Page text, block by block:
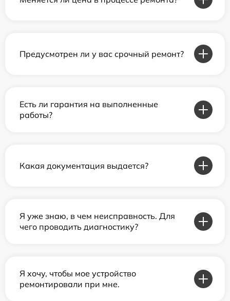
Предусмотрен ли у вас срочный ремонт?
Есть ли гарантия на выполненные
работы?
Какая документация выдается?
Я уже знаю, в чем неисправность. Для
чего проводить диагностику?
Я хочу, чтобы мое устройство
ремонтировали при мне.